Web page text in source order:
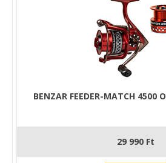
BENZAR FEEDER-MATCH 4500
29 990 Ft